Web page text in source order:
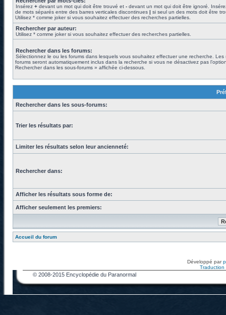
Insérez + devant un mot qui doit être trouvé et - devant un mot qui doit être ignoré.
de mots séparés entre des barres verticales discontinues | si seul un des mots doit être
Utilisez * comme joker si vous souhaitez effectuer des recherches partielles.
Rechercher par auteur:
Utilisez * comme joker si vous souhaitez effectuer des recherches partielles.
Rechercher dans les forums:
Sélectionnez le ou les forums dans lesquels vous souhaitez effectuer une recherche. Les
forums seront automatiquement inclus dans la recherche si vous ne désactivez pas
Rechercher dans les sous-forums » affichée ci-dessous.
Rechercher dans les sous-forums:
Trier les résultats par:
Limiter les résultats selon leur ancienneté:
Rechercher dans:
Afficher les résultats sous forme de:
Afficher seulement les premiers:
Accueil du forum
Développé par
Traduction
© 2008-2015 Encyclopédie du Paranormal